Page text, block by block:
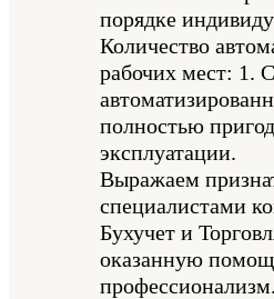
порядке
Количество
рабочих мест: 1.
полностью
эксплуатации.
Выражаем
специалистами
Бухучет и
оказанную
профессионализм.